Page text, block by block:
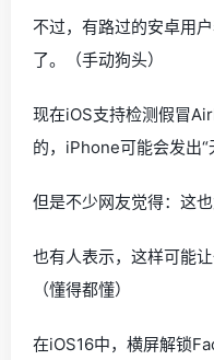
不过，有路过的安卓用
了。（手动狗头）
现在iOS支持检测假冒
的，iPhone可能会发出“
但是不少网友觉得：这也
也有人表示，这样可能
（懂得都懂）
在iOS16中，横屏解锁